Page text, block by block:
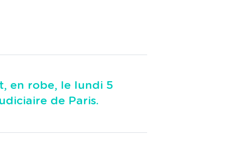
en robe, le lundi 5
de Paris.